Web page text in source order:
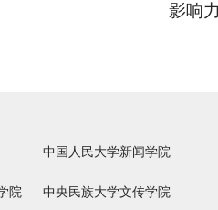
影响力
中国人民大学新闻学院
院 中央民族大学文传学院